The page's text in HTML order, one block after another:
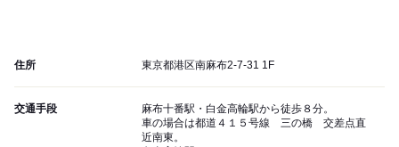
住所 東京都港区南麻布2-7-31 1F
交通手段
麻布十番駅・白金高輪駅から徒歩８分。
車の場合は都道４１５号線 三の橋 交差点直
近南東。